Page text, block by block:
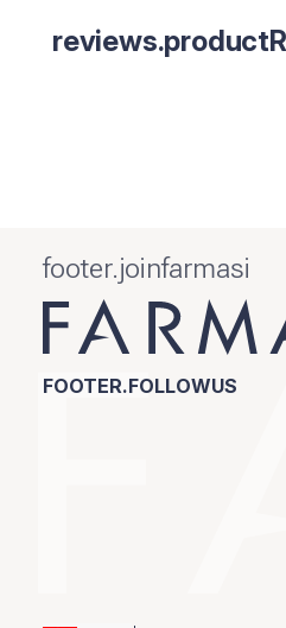
footer.joinfarmasi
FOOTER.FOLLOWUS